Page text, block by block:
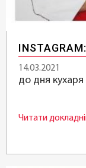
14.03.2021
до дня кухаря
Читати